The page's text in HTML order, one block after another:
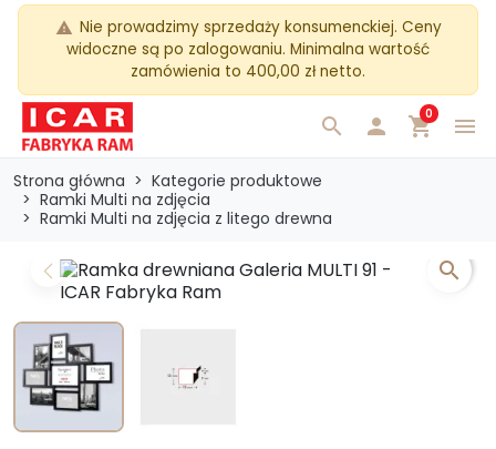
warning Nie prowadzimy sprzedaży konsumenckiej. Ceny
widoczne są po zalogowaniu. Minimalna wartość
zamówienia to 400,00 zł netto.
menu
search  shopping_cart
0
Strona główna
Kategorie produktowe
Ramki Multi na zdjęcia
Ramki Multi na zdjęcia z litego drewna
Previous Next
search